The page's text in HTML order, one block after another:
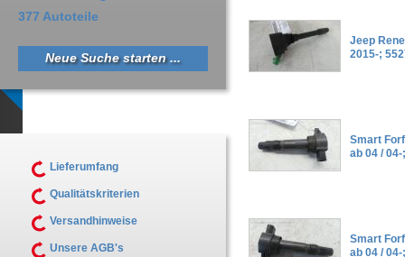
Jeep
2015-;
Smart
ab 04 /
Smart
ab 04 /
377 Autoteile
Neue Suche starten ...
Lieferumfang
Qualitätskriterien
Versandhinweise
Unsere AGB's